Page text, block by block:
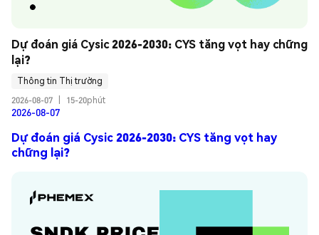
Dự đoán giá Cysic 2026-2030: CYS tăng vọt hay chững
lại?
Thông tin Thị trường
2026-08-07
15-20phút
2026-08-07
Dự đoán giá Cysic 2026-2030: CYS tăng vọt hay
chững lại?